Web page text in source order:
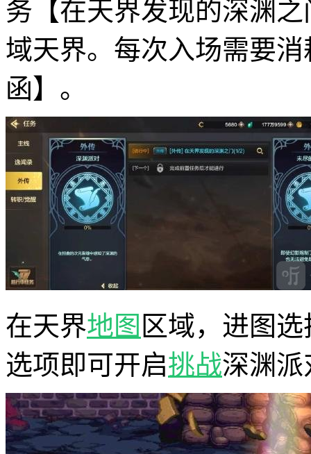
务【在天界发现的深渊
域天界。每次入场需要
函】。
在天界地图 区域，进图
选项即可开启挑战深渊